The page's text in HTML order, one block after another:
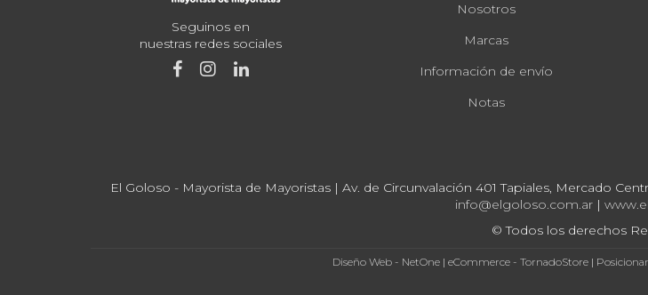
Seguinos en
nuestras redes sociales
Nosotros
Marcas
Información de envío
Notas
El Goloso - Mayorista de Mayoristas | Av. de Circunvalación 401 Tapiales, Mercado
info@elgoloso.com.ar|
© Todos los derechos
Diseño Web - NetOne| eCommerce - TornadoStore|